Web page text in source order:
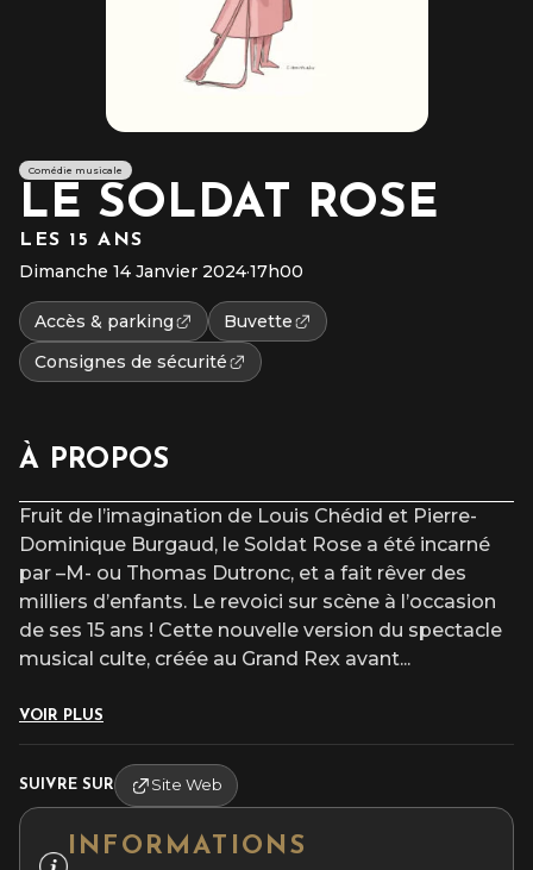
Comédie musicale
LE SOLDAT ROSE
LES 15 ANS
Dimanche 14 Janvier 2024·17h00
Accès & parking
Buvette
Consignes de sécurité
À PROPOS
Fruit de l’imagination de Louis Chédid et Pierre-
Dominique Burgaud, le Soldat Rose a été incarné
par –M- ou Thomas Dutronc, et a fait rêver des
milliers d’enfants. Le revoici sur scène à l’occasion
de ses 15 ans ! Cette nouvelle version du spectacle
musical culte, créée au Grand Rex avant...
VOIR PLUS
SUIVRE SUR Site Web
INFORMATIONS